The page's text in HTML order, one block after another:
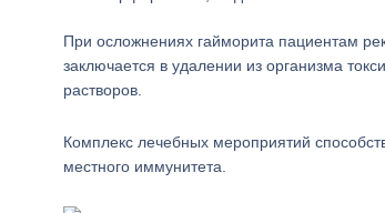
При осложнениях гайморита пациентам
заключается в удалении из организма
растворов.
Комплекс лечебных мероприятий
местного иммунитета.